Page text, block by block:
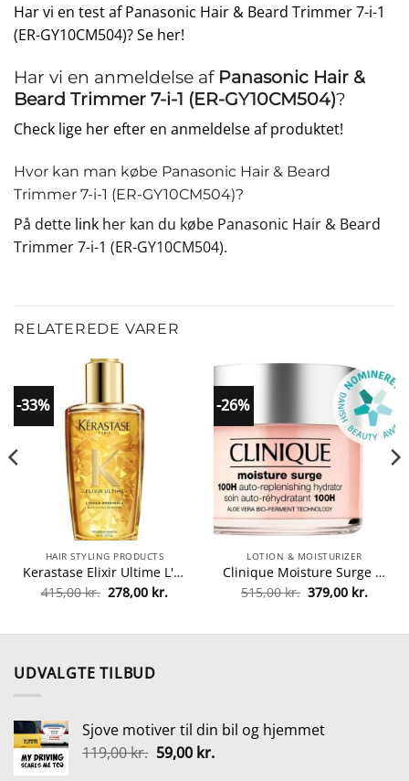
Har vi en test af Panasonic Hair & Beard Trimmer 7-i-1
(ER-GY10CM504)? Se her!
Har vi en anmeldelse af Panasonic Hair &
Beard Trimmer 7-i-1 (ER-GY10CM504)?
Check lige her efter en anmeldelse af produktet!
Hvor kan man købe Panasonic Hair & Beard
Trimmer 7-i-1 (ER-GY10CM504)?
På dette link her kan du købe Panasonic Hair & Beard
Trimmer 7-i-1 (ER-GY10CM504).
RELATEREDE VARER
-33%
HAIR STYLING PRODUCTS
Kerastase Elixir Ultime L'huile Originale Hair Oil 100 ml fra Kerastase
415,00kr. Den
oprindelige
415,00 kr..
278,00 kr.Den
278,00 kr..
-26%
LOTION & MOISTURIZER
Clinique Moisture Surge 100H Auto-Replenishing Hydrator 125 ml (Limited Edition) fra Clinique
515,00kr. Den
oprindelige
515,00 kr..
379,00 kr.Den
kr..
UDVALGTE TILBUD
Sjove motiver til din bil og hjemmet
119,00kr. Den
59,00 kr.Den